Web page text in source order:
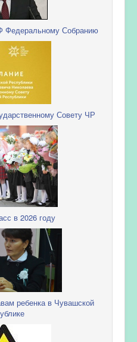
Федеральному Собранию
Совету ЧР
в 2026 году
ребенка в Чувашской